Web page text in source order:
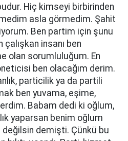
Hiç kimseyi birbirinden
asla görmedim. Şahit
Ben partim için şunu
insanı ben
olan sorumluluğum. En
ben olacağım derim.
particilik ya da partili
ben yuvama, eşime,
Babam dedi ki oğlum,
yaparsan benim oğlum
değilsin demişti. Çünkü bu